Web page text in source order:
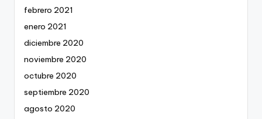
febrero 2021
enero 2021
diciembre 2020
noviembre 2020
octubre 2020
septiembre 2020
agosto 2020